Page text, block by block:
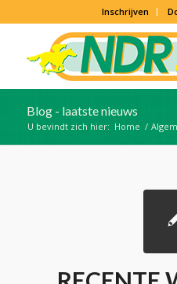
Inschrijven
Blog - laatste nieuws
U bevindt zich hier: Home /